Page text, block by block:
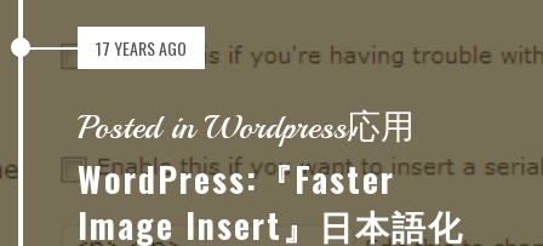
17 YEARS AGO
Posted in Wordpress応用
WordPress:『Faster
Image Insert』日本語化